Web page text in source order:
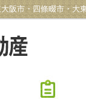
阪市・四條畷市・大